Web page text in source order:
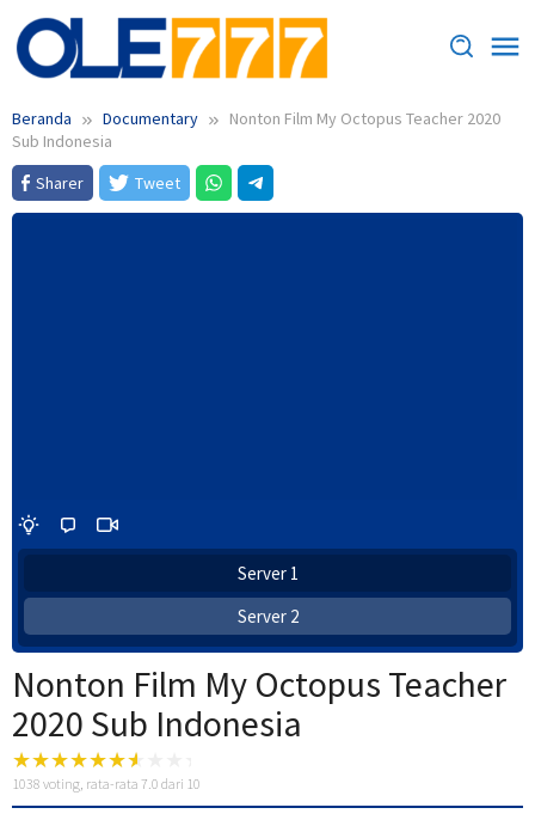
Loncat
ke
konten
Beranda Documentary
Nonton Film My Octopus Teacher 2020
Sub Indonesia
Sharer
Tweet
Server 1
Server 2
Nonton Film My Octopus Teacher
2020 Sub Indonesia
1038 voting, rata-rata 7.0 dari 10